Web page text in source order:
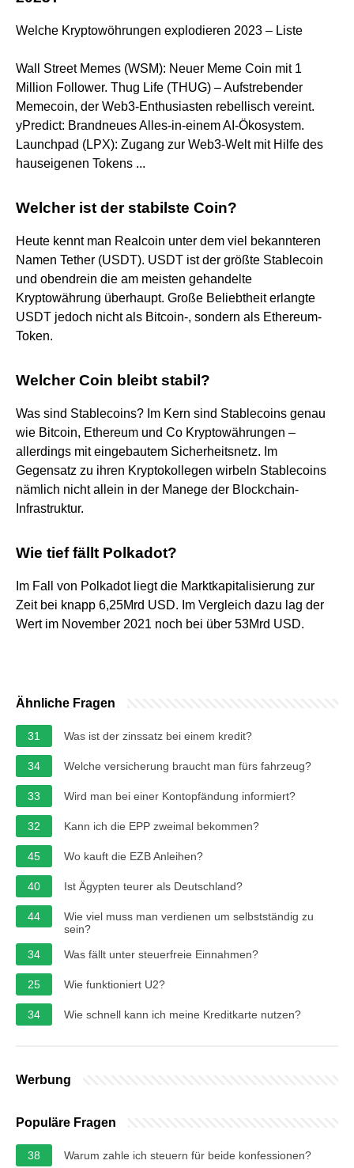
Welche Kryptowöhrungen explodieren 2023 – Liste
Wall Street Memes (WSM): Neuer Meme Coin mit 1
Million Follower. Thug Life (THUG) – Aufstrebender
Memecoin, der Web3-Enthusiasten rebellisch vereint.
yPredict: Brandneues Alles-in-einem AI-Ökosystem.
Launchpad (LPX): Zugang zur Web3-Welt mit Hilfe des
hauseigenen Tokens ...
Welcher ist der stabilste Coin?
Heute kennt man Realcoin unter dem viel bekannteren
Namen Tether (USDT). USDT ist der größte Stablecoin
und obendrein die am meisten gehandelte
Kryptowährung überhaupt. Große Beliebtheit erlangte
USDT jedoch nicht als Bitcoin-, sondern als Ethereum-
Token.
Welcher Coin bleibt stabil?
Was sind Stablecoins? Im Kern sind Stablecoins genau
wie Bitcoin, Ethereum und Co Kryptowährungen –
allerdings mit eingebautem Sicherheitsnetz. Im
Gegensatz zu ihren Kryptokollegen wirbeln Stablecoins
nämlich nicht allein in der Manege der Blockchain-
Infrastruktur.
Wie tief fällt Polkadot?
Im Fall von Polkadot liegt die Marktkapitalisierung zur
Zeit bei knapp 6,25Mrd USD. Im Vergleich dazu lag der
Wert im November 2021 noch bei über 53Mrd USD.
Ähnliche Fragen
31 Was ist der zinssatz bei einem kredit?
34 Welche versicherung braucht man fürs fahrzeug?
33 Wird man bei einer Kontopfändung informiert?
32 Kann ich die EPP zweimal bekommen?
45 Wo kauft die EZB Anleihen?
40 Ist Ägypten teurer als Deutschland?
44
Wie viel muss man verdienen um selbstständig zu
sein?
34
Was fällt unter steuerfreie Einnahmen?
25 Wie funktioniert U2?
34 Wie schnell kann ich meine Kreditkarte nutzen?
Werbung
Populäre Fragen
38 Warum zahle ich steuern für beide konfessionen?